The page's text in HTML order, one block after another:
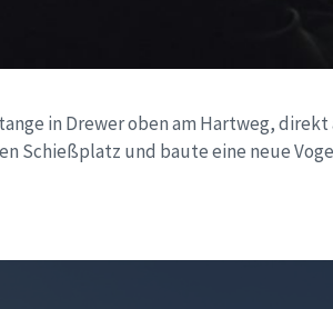
in Drewer oben am Hartweg, direkt
Schießplatz und baute eine neue